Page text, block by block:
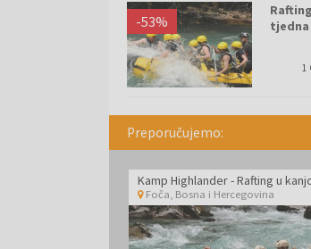
tjedna
-53%
1
Preporučujemo:
Kamp Highlander - Rafting u
Foča Bosna i Hercegovina